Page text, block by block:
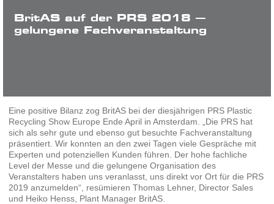
BritAS auf der PRS 2018 –
gelungene Fachveranstaltung
Eine positive Bilanz zog BritAS bei der diesjährigen PRS Plastic
Recycling Show Europe Ende April in Amsterdam. „Die PRS hat
sich als sehr gute und ebenso gut besuchte Fachveranstaltung
präsentiert. Wir konnten an den zwei Tagen viele Gespräche mit
Experten und potenziellen Kunden führen. Der hohe fachliche
Level der Messe und die gelungene Organisation des
Veranstalters haben uns veranlasst, uns direkt vor Ort für die PRS
2019 anzumelden“, resümieren Thomas Lehner, Director Sales
und Heiko Henss, Plant Manager BritAS.